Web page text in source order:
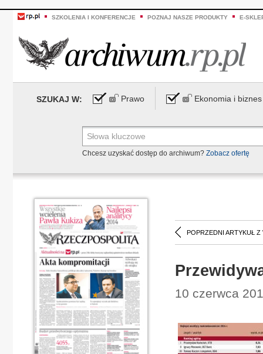
SZKOLENIA I KONFERENCJE POZNAJ NASZE PRODUKTY E-
SZUKAJ W: Prawo Ekonomia i biznes
Chcesz uzyskać dostęp do archiwum? Zobacz ofertę
POPRZEDNI ARTYKUŁ Z
10 czerwca